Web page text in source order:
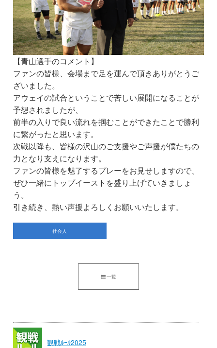
【青山選手のコメント】
ファンの皆様、会場まで足を運んで頂きありがとうご
ざいました。
アウェイの試合ということで苦しい展開になることが
予想されましたが、
前半の入りで良い流れを掴むことができたことで勝利
に繋がったと思います。
次戦以降も、皆様の沢山のご支援やご声援が僕たちの
力となり支えになります。
ファンの皆様を魅了するプレーをお見せしますので、
ぜひ一緒にトップイーストを盛り上げていきましょ
う。
引き続き、熱い声援よろしくお願いいたします。
社会人
一覧
観戦ﾙｰﾙ2025